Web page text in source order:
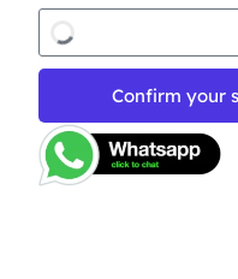
Confirm your